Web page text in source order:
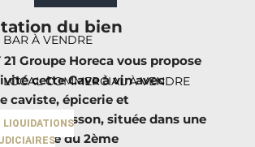
BAR À VENDRE
LOCAL COMMERCIAL À VENDRE
LIQUIDATIONS
du bien
21 Groupe Horeca vous propose
cette Cave à vin avec
caviste, épicerie et
sans cuisson, située dans une
du 2ème